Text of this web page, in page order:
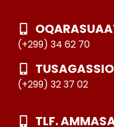
(+299) 34 62 70
(+299) 32 37 02
TLF.